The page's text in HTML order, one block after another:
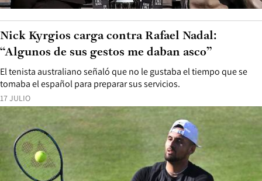
17 JULIO
El tenista australiano señaló que no le gustaba el tiempo que se
tomaba el español para preparar sus servicios.
Nick Kyrgios carga contra Rafael Nadal:
“Algunos de sus gestos me daban asco”